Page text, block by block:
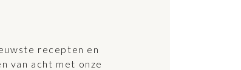
recepten en
van acht met onze